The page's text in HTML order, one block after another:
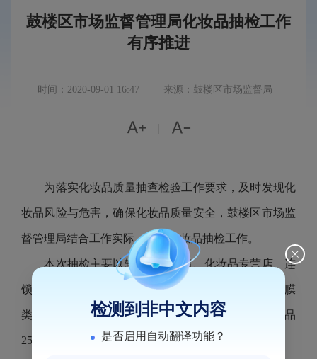
鼓楼区市场监督管理局化妆品抽检工作
有序推进
时间：2020-09-01 16:47 来源：鼓楼区市场监督局
 
为落实化妆品质量抽查检验工作要求，及时发现化
妆品风险与危害，确保化妆品质量安全，鼓楼区市场监
督管理局结合工作实际，开展化妆品抽检工作。
本次抽检主要以辖区大型商超、化妆品专营店、连
锁店等化妆品经营企业为重点，将消费者较关注的面膜
类、香水类、彩妆类品种列为核心，共抽检化妆品样品
25批次。
检测到非中文内容
是否启用自动翻译功能？